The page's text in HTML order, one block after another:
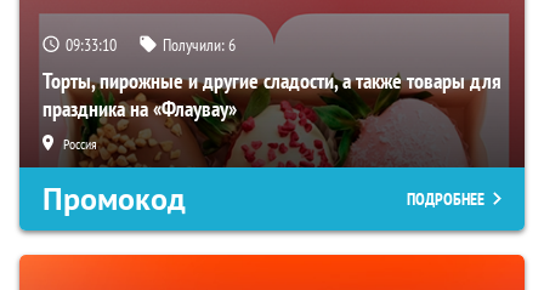
09:33:09 Получили:6
Торты, пирожные и другие сладости, а также товары для
праздника на «Флаувау»
Россия
Промокод ПОДРОБНЕЕ